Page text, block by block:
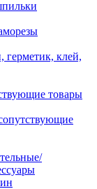
герметик, клей,
товары